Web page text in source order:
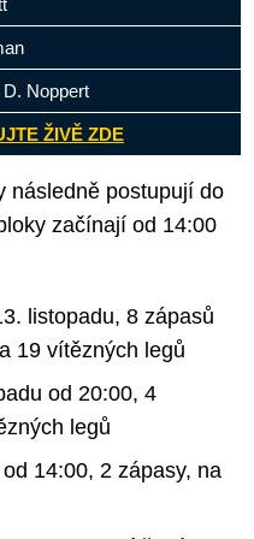
Noppert
ŽIVĚ ZDE
následně postupují do
začínají od 14:00
listopadu, 8 zápasů
19 vítězných legů
od 20:00, 4
legů
14:00, 2 zápasy, na